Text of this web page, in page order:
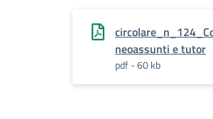
neoassunti e tutor
pdf - 60 kb